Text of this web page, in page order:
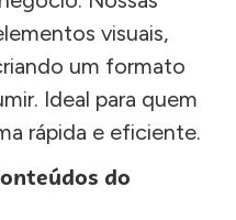
visuais,
um formato
Ideal para quem
rápida e eficiente.
do